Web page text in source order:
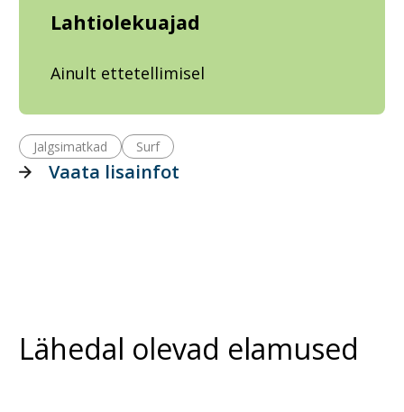
Lahtiolekuajad
Ainult ettetellimisel
Jalgsimatkad Surf
Vaata lisainfot
Lähedal olevad elamused